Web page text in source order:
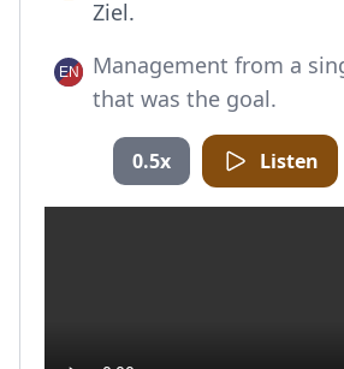
Ziel.
Management from a
that was the goal.
0.5x Listen